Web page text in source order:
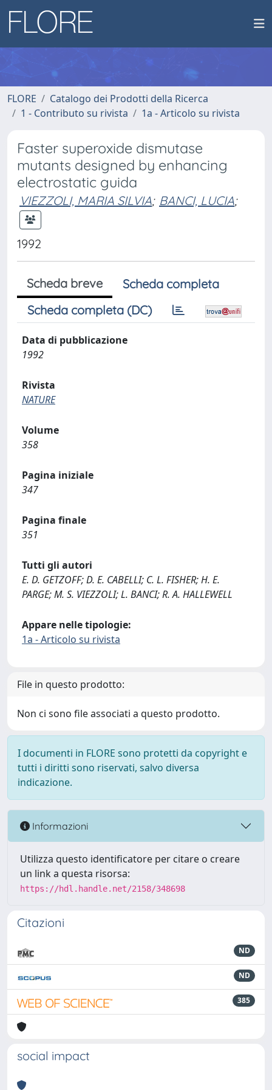
FLORE
Catalogo dei Prodotti della Ricerca
1 - Contributo su rivista
1a - Articolo su rivista
Faster superoxide dismutase
mutants designed by enhancing
electrostatic guida
VIEZZOLI, MARIA SILVIA; BANCI, LUCIA;
1992
Scheda breve
Scheda completa
Scheda completa (DC)
Data di pubblicazione
1992
Rivista
NATURE
Volume
358
Pagina iniziale
347
Pagina finale
351
Tutti gli autori
E. D. GETZOFF; D. E. CABELLI; C. L. FISHER; H. E.
PARGE; M. S. VIEZZOLI; L. BANCI; R. A. HALLEWELL
Appare nelle tipologie:
1a - Articolo su rivista
File in questo prodotto:
Non ci sono file associati a questo prodotto.
I documenti in FLORE sono protetti da copyright e
tutti i diritti sono riservati, salvo diversa
indicazione.
Informazioni
Utilizza questo identificatore per citare o creare
un link a questa risorsa:
https://hdl.handle.net/2158/348698
Citazioni
ND
ND
385
social impact